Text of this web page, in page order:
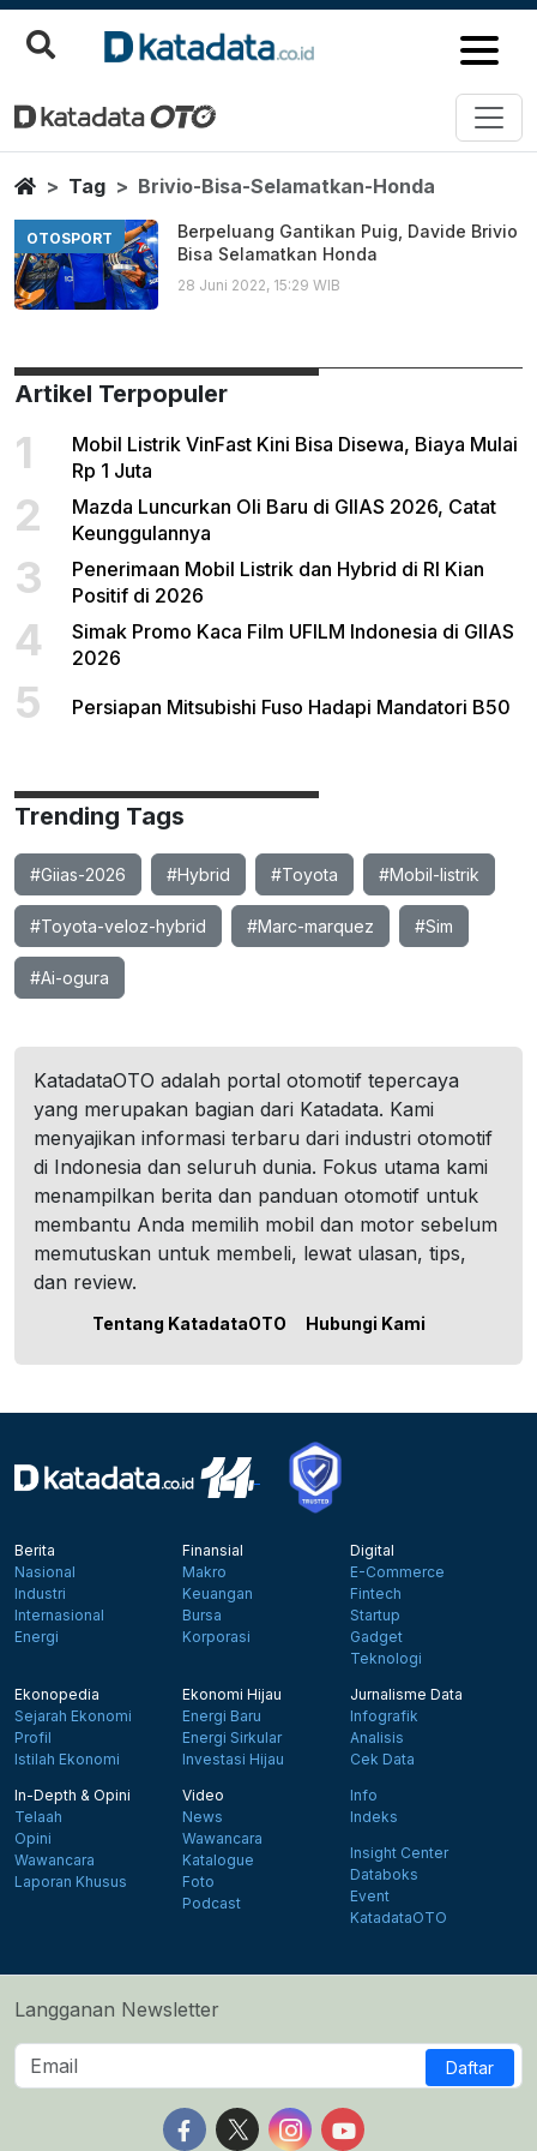
Brivio Bisa Selamatkan Honda
Berita Terbaru
HomeTag Brivio-Bisa-Selamatkan-Honda
OTOSPORT
Berpeluang Gantikan Puig, Davide Brivio
Bisa Selamatkan Honda
28 Juni 2022, 15:29 WIB
Artikel Terpopuler
1
Mobil Listrik VinFast Kini Bisa Disewa, Biaya Mulai
Rp 1 Juta
2
Mazda Luncurkan Oli Baru di GIIAS 2026, Catat
Keunggulannya
3
Penerimaan Mobil Listrik dan Hybrid di RI Kian
Positif di 2026
4
Simak Promo Kaca Film UFILM Indonesia di GIIAS
2026
5 Persiapan Mitsubishi Fuso Hadapi Mandatori B50
Trending Tags
#Giias-2026 #Hybrid #Toyota #Mobil-listrik
#Toyota-veloz-hybrid #Marc-marquez #Sim
#Ai-ogura
KatadataOTO adalah portal otomotif tepercaya
yang merupakan bagian dari Katadata. Kami
menyajikan informasi terbaru dari industri otomotif
di Indonesia dan seluruh dunia. Fokus utama kami
menampilkan berita dan panduan otomotif untuk
membantu Anda memilih mobil dan motor sebelum
memutuskan untuk membeli, lewat ulasan, tips,
dan review.
Tentang KatadataOTO Hubungi Kami
Berita
Nasional
Industri
Internasional
Energi
Finansial
Makro
Keuangan
Bursa
Korporasi
Digital
E-Commerce
Fintech
Startup
Gadget
Teknologi
Ekonopedia
Sejarah Ekonomi
Profil
Istilah Ekonomi
Ekonomi Hijau
Energi Baru
Energi Sirkular
Investasi Hijau
Jurnalisme Data
Infografik
Analisis
Cek Data
In-Depth & Opini
Telaah
Opini
Wawancara
Laporan Khusus
Video
News
Wawancara
Katalogue
Foto
Podcast
Info
Indeks
Insight Center
Databoks
Event
KatadataOTO
Langganan Newsletter
Daftar
Follow us on Facebook
Follow us on X
Follow us on Instagram
Follow us on